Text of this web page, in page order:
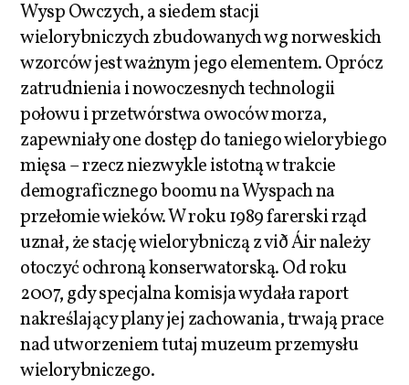
Wysp Owczych, a siedem stacji
wielorybniczych zbudowanych wg norweskich
wzorców jest ważnym jego elementem. Oprócz
zatrudnienia i nowoczesnych technologii
połowu i przetwórstwa owoców morza,
zapewniały one dostęp do taniego wielorybiego
mięsa – rzecz niezwykle istotną w trakcie
demograficznego boomu na Wyspach na
przełomie wieków. W roku 1989 farerski rząd
uznał, że stację wielorybniczą z við Áir należy
otoczyć ochroną konserwatorską. Od roku
2007, gdy specjalna komisja wydała raport
nakreślający plany jej zachowania, trwają prace
nad utworzeniem tutaj muzeum przemysłu
wielorybniczego.